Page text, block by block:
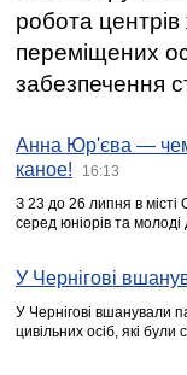
робота центрів
переміщених
забезпечення
Анна Юр'єва —
каное!
16:13
З 23 до 26 липня в місті
серед юніорів та
У Чернігові
У Чернігові вшанували
цивільних осіб, які були